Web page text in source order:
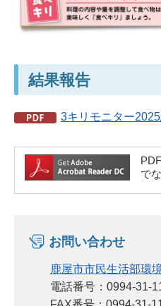
結果報告
3キリモニター
で
お問い合わせ
鹿屋市市民生活部環
電話番号：0994-31-